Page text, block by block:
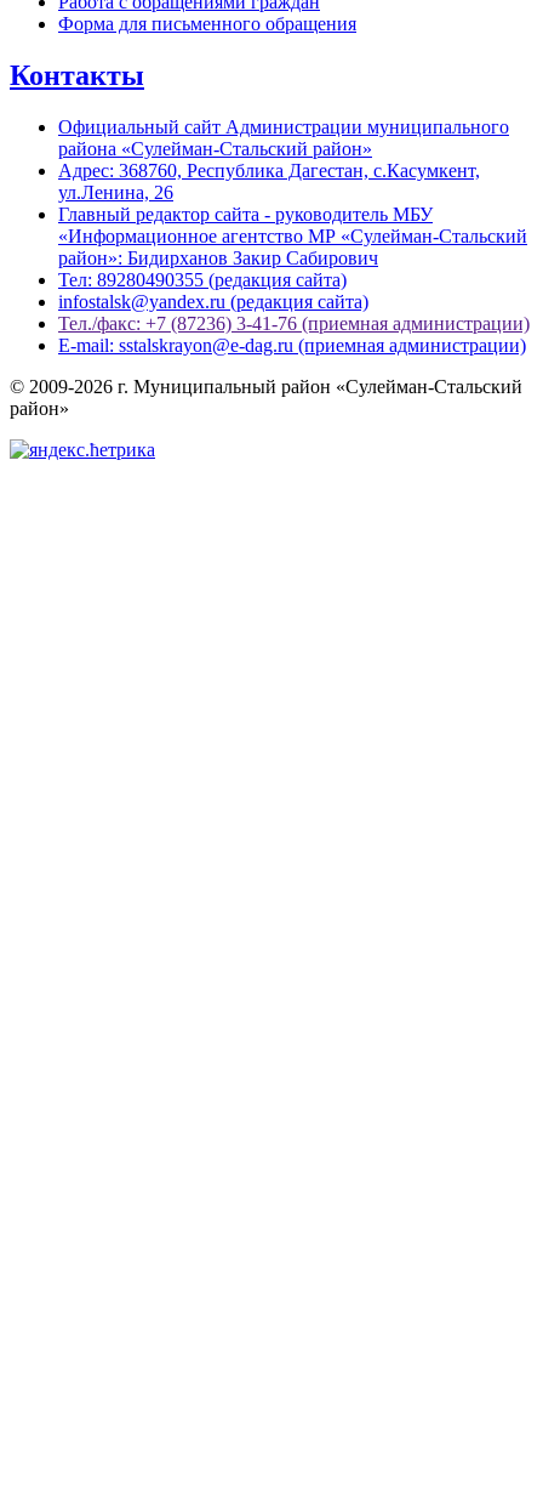
Форма для письменного обращения
Контакты
Официальный сайт Администрации муниципального
района «Сулейман-Стальский район»
Адрес: 368760, Республика Дагестан, с.Касумкент,
ул.Ленина, 26
Главный редактор сайта - руководитель МБУ
«Информационное агентство МР «Сулейман-Стальский
район»: Бидирханов Закир Сабирович
Тел: 89280490355 (редакция сайта)
infostalsk@yandex.ru (редакция сайта)
Тел./факс: +7 (87236) 3-41-76 (приемная администрации)
E-mail: sstalskrayon@e-dag.ru (приемная администрации)
© 2009-2026 г. Муниципальный район «Сулейман-Стальский
район»